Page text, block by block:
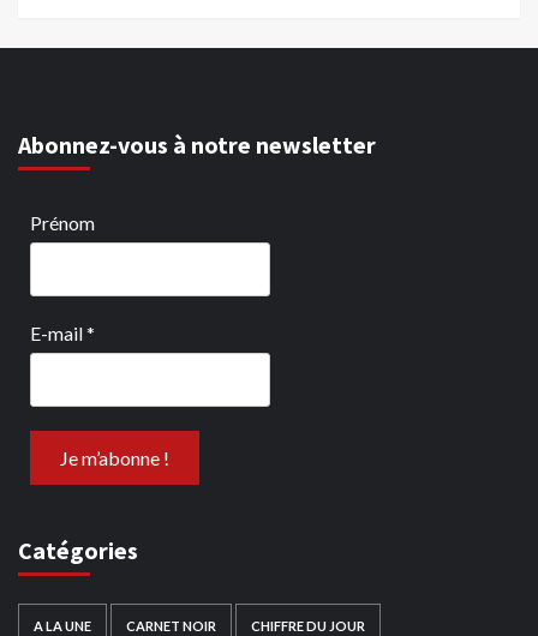
Abonnez-vous à notre newsletter
Prénom
E-mail*
Catégories
A LA UNE CARNET NOIR CHIFFRE DU JOUR